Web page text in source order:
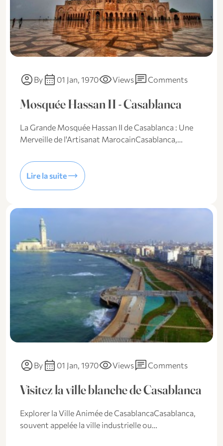
account_circle By calendar_month 01 Jan, 1970visibilityViewschat Comments
Mosquée Hassan II - Casablanca
La Grande Mosquée Hassan II de Casablanca : Une
Merveille de l'Artisanat MarocainCasablanca,…
Lire la suitetrending_flat
account_circle By calendar_month 01 Jan, 1970visibilityViewschat Comments
Visitez la ville blanche de Casablanca
Explorer la Ville Animée de CasablancaCasablanca,
souvent appelée la ville industrielle ou…